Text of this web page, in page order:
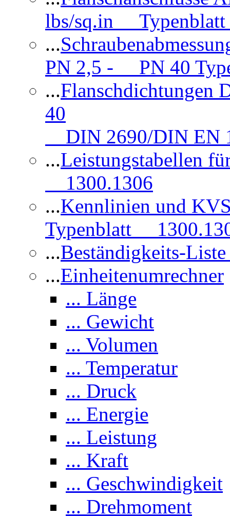
lbs/sq.in Typenblatt
...
PN 2,5 - PN 40
...
40
DIN 2690/DIN EN
...Leistungstabellen
1300.1306
...Kennlinien und
Typenblatt
...Beständigkeits-
...Einheitenumrechner
... Länge
... Gewicht
... Volumen
... Temperatur
... Druck
... Energie
... Leistung
... Kraft
... Geschwindigkeit
... Drehmoment